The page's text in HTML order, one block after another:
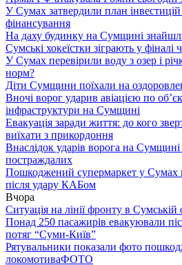
У Сумах затвердили план
фінансування
На даху будинку на Сумщині
Сумські хокеїстки зіграють у
У Сумах перевірили воду з озер і
норм?
Діти Сумщини поїхали на
Вночі ворог ударив авіацією по
інфраструктури на Сумщині
Евакуація заради життя: до кого
виїхати з прикордоння
Внаслідок ударів ворога на
постраждалих
Пошкоджений супермаркет у Сумах
після удару КАБом
Вчора
Ситуація на лінії фронту в Сумській
Понад 250 пасажирів евакуювали
потяг “Суми-Київ”
Рятувальники показали фото
локомотиваФОТО